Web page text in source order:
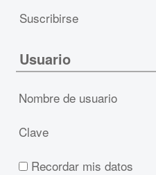
Suscribirse
Usuario
Nombre de usuario
Clave
Recordar mis datos